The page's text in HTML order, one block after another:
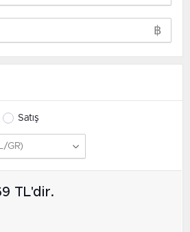
฿
Satış
TL'dir.